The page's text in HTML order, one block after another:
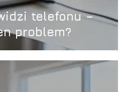
telefonu –
problem?